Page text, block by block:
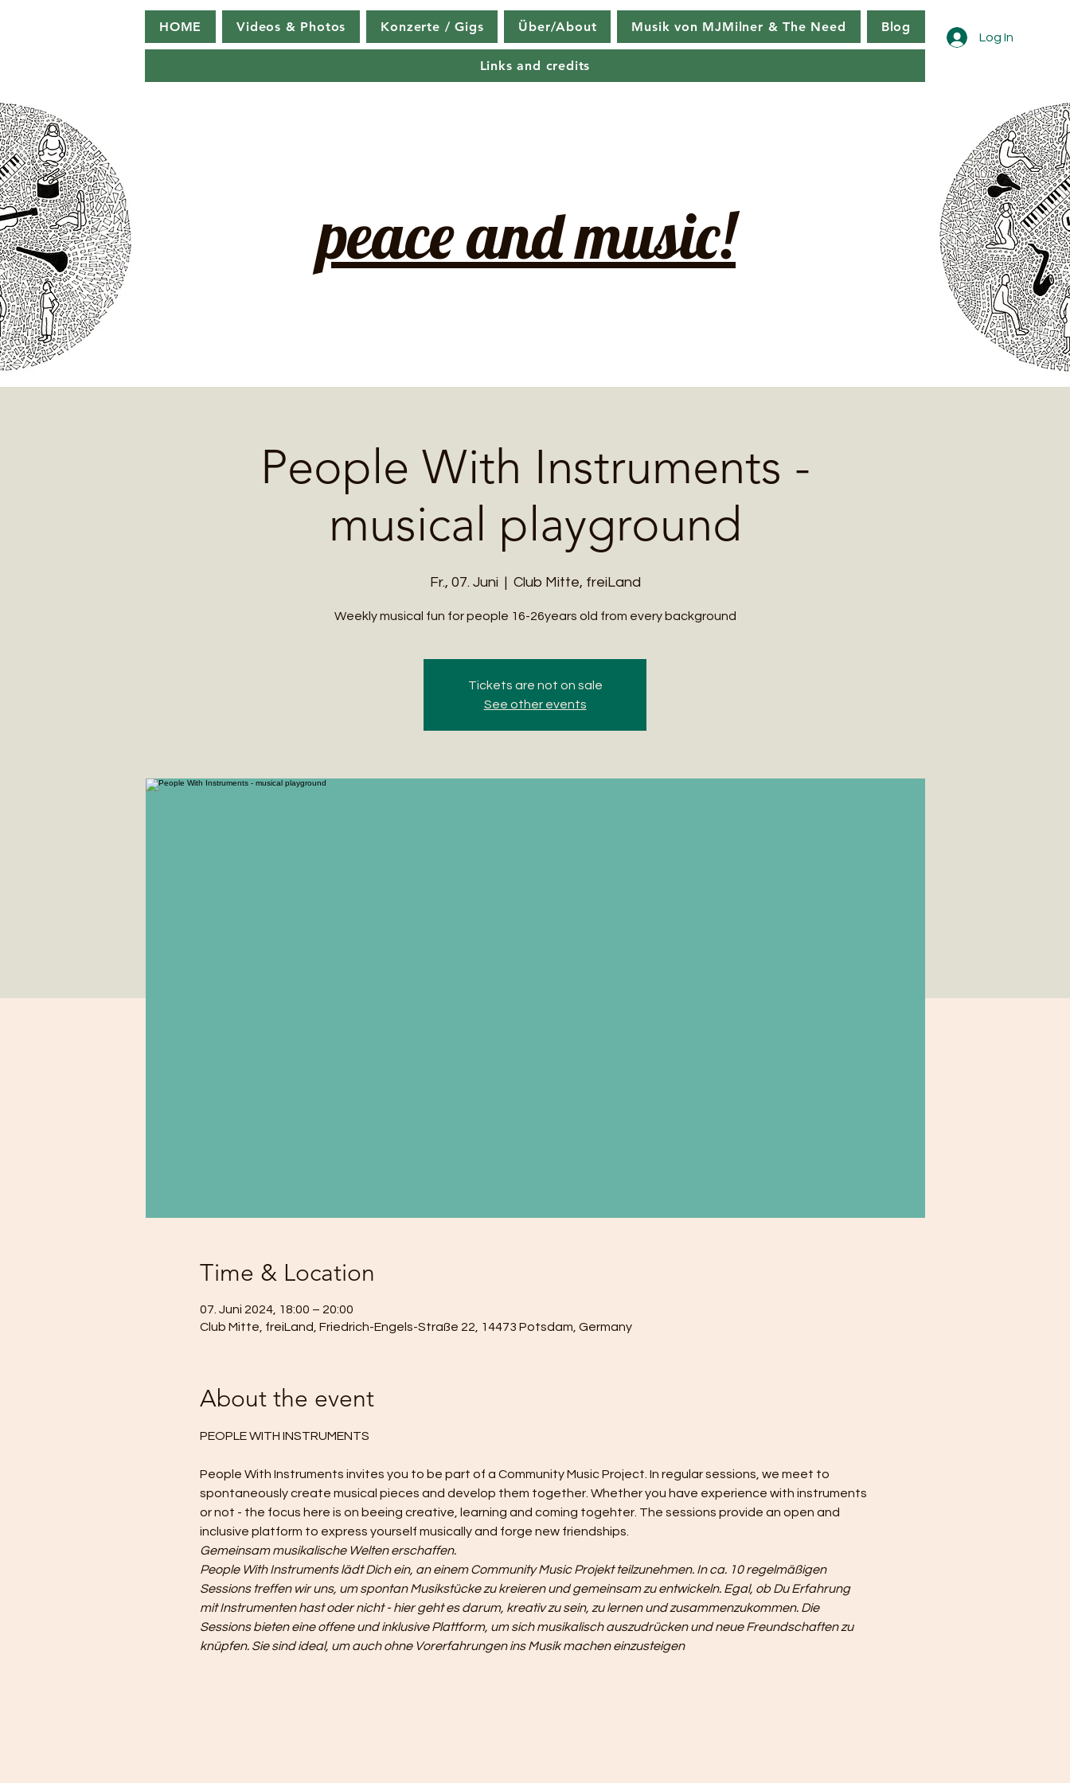
HOME Videos & Photos Konzerte / Gigs Über/About Musik von MJMilner & The Need Blog
Links and credits
Log In
peace and music!
People With Instruments -
musical playground
Fr., 07. Juni
  |
Club Mitte, freiLand
Weekly musical fun for people 16-26years old from every background
Tickets are not on sale
See other events
Time & Location
07. Juni 2024, 18:00 – 20:00
Club Mitte, freiLand, Friedrich-Engels-Straße 22, 14473 Potsdam, Germany
About the event
People With Instruments invites you to be part of a Community Music Project. In regular sessions, we meet to
spontaneously create musical pieces and develop them together. Whether you have experience with instruments
or not - the focus here is on beeing creative, learning and coming togehter. The sessions provide an open and
inclusive platform to express yourself musically and forge new friendships.
Gemeinsam musikalische Welten erschaffen.
People With Instruments lädt Dich ein, an einem Community Music Projekt teilzunehmen. In ca. 10 regelmäßigen
Sessions treffen wir uns, um spontan Musikstücke zu kreieren und gemeinsam zu entwickeln. Egal, ob Du Erfahrung
mit Instrumenten hast oder nicht - hier geht es darum, kreativ zu sein, zu lernen und zusammenzukommen. Die
Sessions bieten eine offene und inklusive Plattform, um sich musikalisch auszudrücken und neue Freundschaften zu
knüpfen. Sie sind ideal, um auch ohne Vorerfahrungen ins Musik machen einzusteigen